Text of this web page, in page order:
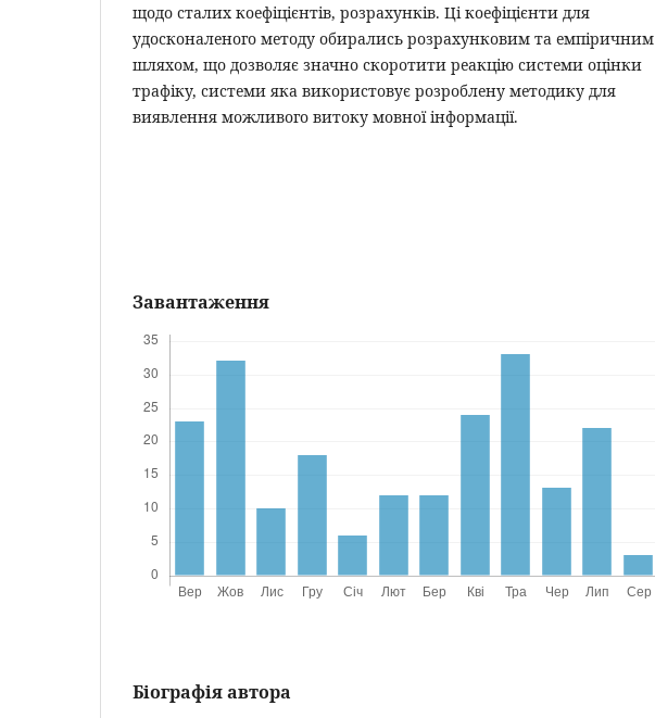
щодо сталих коефіцієнтів, розрахунків. Ці коефіцієнти для
удосконаленого методу обирались розрахунковим та емпіричним
шляхом, що дозволяє значно скоротити реакцію системи оцінки
трафіку, системи яка використовує розроблену методику для
виявлення можливого витоку мовної інформації.
Завантаження
Біографія автора